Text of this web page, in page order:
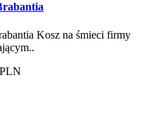
Kosz na śmieci firmy